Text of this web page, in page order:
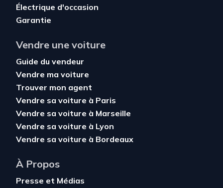
Électrique d'occasion
Garantie
Vendre une voiture
Guide du vendeur
Vendre ma voiture
Trouver mon agent
Vendre sa voiture à Paris
Vendre sa voiture à Marseille
Vendre sa voiture à Lyon
Vendre sa voiture à Bordeaux
À Propos
Presse et Médias